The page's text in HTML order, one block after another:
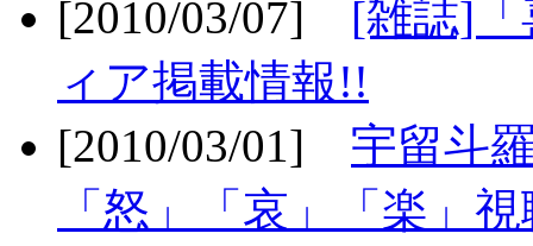
[2010/03/07] [雑誌]「
ィア掲載情報!!
[2010/03/01] 宇留斗
「怒」「哀」「楽」